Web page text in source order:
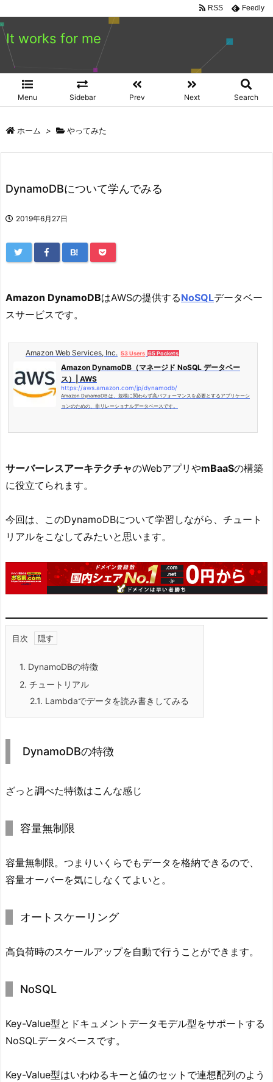
It works for me
Menu Sidebar Prev Next Search
RSS Feedly
ホーム > やってみた
DynamoDBについて学んでみる
2019年6月27日
B!
Amazon DynamoDBはAWSの提供するNoSQLデータベー
スサービスです。
Amazon Web Services, Inc. 53 Users 65 Pockets
Amazon DynamoDB（マネージド NoSQL データベー
ス）| AWS
https://aws.amazon.com/jp/dynamodb/
Amazon DynamoDB は、規模に関わらず高パフォーマンスを必要とするアプリケーシ
ョンのための、非リレーショナルデータベースです。
サーバーレスアーキテクチャのWebアプリやmBaaSの構築
に役立てられます。
今回は、このDynamoDBについて学習しながら、チュート
リアルをこなしてみたいと思います。
目次
1. DynamoDBの特徴
2. チュートリアル
2.1. Lambdaでデータを読み書きしてみる
DynamoDBの特徴
ざっと調べた特徴はこんな感じ
容量無制限
容量無制限。つまりいくらでもデータを格納できるので、
容量オーバーを気にしなくてよいと。
オートスケーリング
高負荷時のスケールアップを自動で行うことができます。
NoSQL
Key-Value型とドキュメントデータモデル型をサポートする
NoSQLデータベースです。
Key-Value型はいわゆるキーと値のセットで連想配列のよう